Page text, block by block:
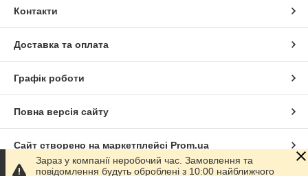
Контакти
Доставка та оплата
Графік роботи
Повна версія сайту
Сайт створено на маркетплейсі Prom.ua
Зараз у компанії неробочий час. Замовлення та
повідомлення будуть оброблені з 10:00 найближчого